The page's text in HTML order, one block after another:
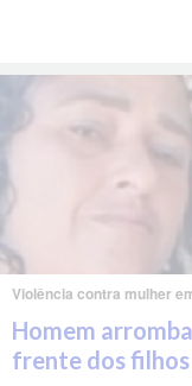
Violência contra mulher
Homem
frente dos